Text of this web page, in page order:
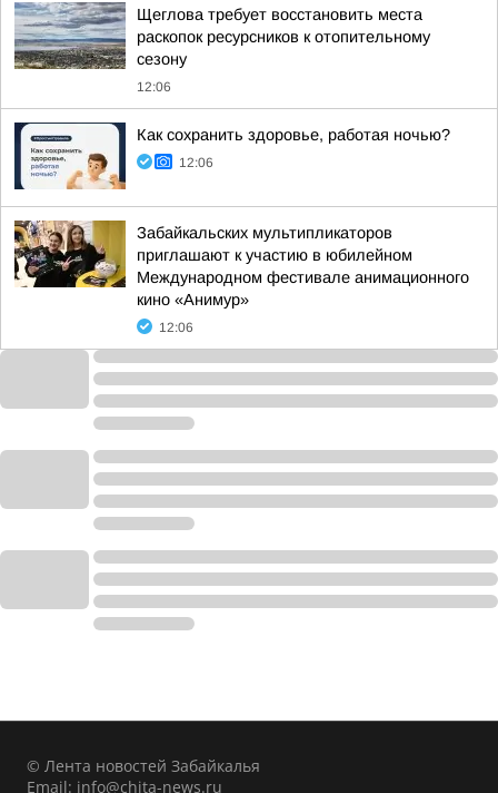
Щеглова требует восстановить места
раскопок ресурсников к отопительному
сезону
12:06
Как сохранить здоровье, работая ночью?
12:06
Забайкальских мультипликаторов
приглашают к участию в юбилейном
Международном фестивале анимационного
кино «Анимур»
12:06
© Лента новостей Забайкалья
Email: info@chita-news.ru